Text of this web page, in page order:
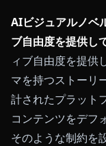
AIビジュアルノベ
ブ自由度を提供し
ィブ自由度を提供
マを持つストーリ
計されたプラット
コンテンツをデフ
そのような制約を